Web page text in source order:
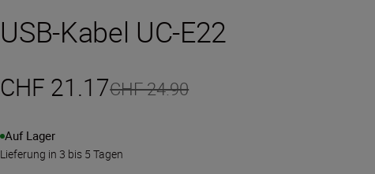
USB-Kabel UC-E22
CHF 21.17CHF 24.90
Auf Lager
Lieferung in 3 bis 5 Tagen